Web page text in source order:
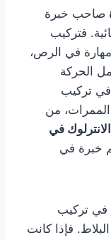
صاحب خبرة
فتركيب
مهارة في الرص،
الحركة
في تركيب
الممرات، من
في
خبرة في
في تركيب
فإذا كانت